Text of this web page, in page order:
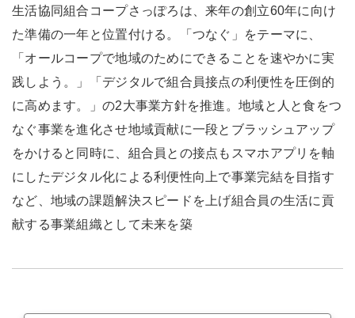
生活協同組合コープさっぽろは、来年の創立60年に向け
た準備の一年と位置付ける。「つなぐ」をテーマに、
「オールコープで地域のためにできることを速やかに実
践しよう。」「デジタルで組合員接点の利便性を圧倒的
に高めます。」の2大事業方針を推進。地域と人と食をつ
なぐ事業を進化させ地域貢献に一段とブラッシュアップ
をかけると同時に、組合員との接点もスマホアプリを軸
にしたデジタル化による利便性向上で事業完結を目指す
など、地域の課題解決スピードを上げ組合員の生活に貢
献する事業組織として未来を築